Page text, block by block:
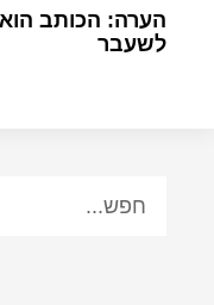
הערה: הכותב
לשעבר